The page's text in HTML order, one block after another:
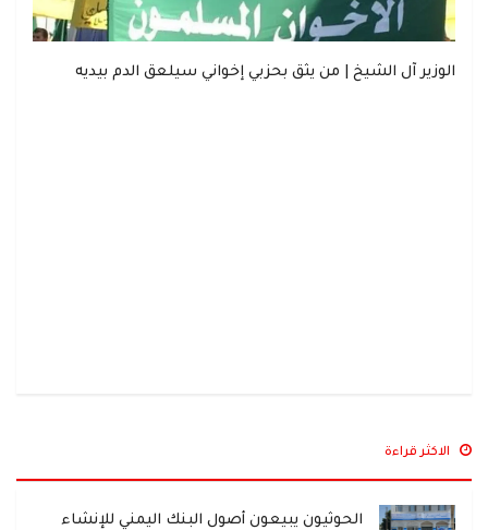
الوزير آل الشيخ | من يثق بحزبي إخواني سيلعق الدم بيديه
الاكثر قراءة
الحوثيون يبيعون أصول البنك اليمني للإنشاء